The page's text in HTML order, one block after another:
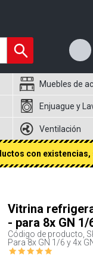
Muebles de
Enjuague y
Ventilación
con
Vitrina
- para 8x GN 1/
Código de producto,
Para 8x GN 1/6 y 4x